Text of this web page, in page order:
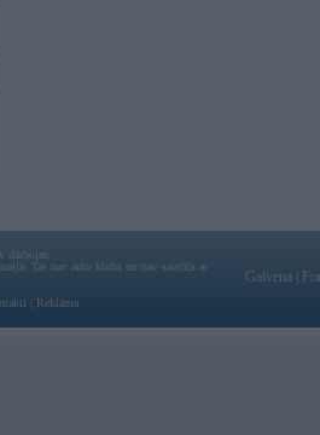
darbojas
Tas nav auto klubs un nav saistīts ar
Reklāma
Galvena